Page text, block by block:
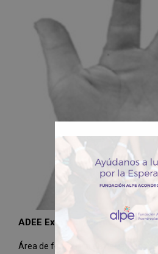
ADEE Expertos. Formación
Área de formación de pacientes y